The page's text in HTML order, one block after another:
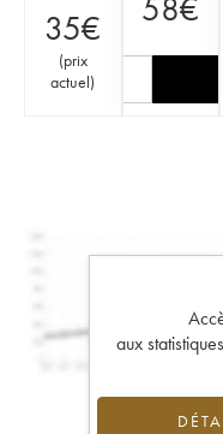
35€
(prix
actuel)
58€
aux